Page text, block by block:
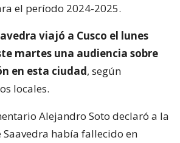
el período 2024-2025.
viajó a Cusco el lunes
martes una audiencia sobre
en esta ciudad, según
locales.
Alejandro Soto declaró a la
Saavedra había fallecido en